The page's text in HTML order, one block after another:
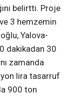
belirtti. Proje
3 hemzemin
Yalova-
dakikadan 30
zamanda
lira tasarruf
900 ton